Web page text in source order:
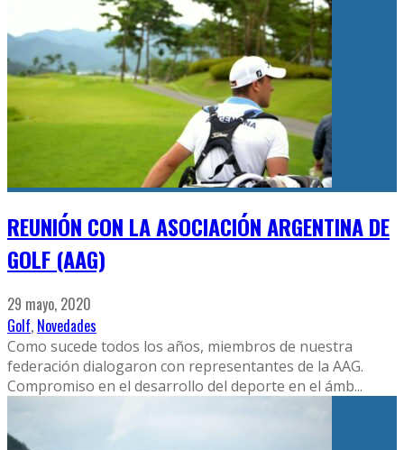
REUNIÓN CON LA ASOCIACIÓN ARGENTINA DE
GOLF (AAG)
29 mayo, 2020
Golf, Novedades
Como sucede todos los años, miembros de nuestra
federación dialogaron con representantes de la AAG.
Compromiso en el desarrollo del deporte en el ámb...